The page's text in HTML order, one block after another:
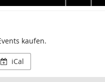
kaufen.
iCal